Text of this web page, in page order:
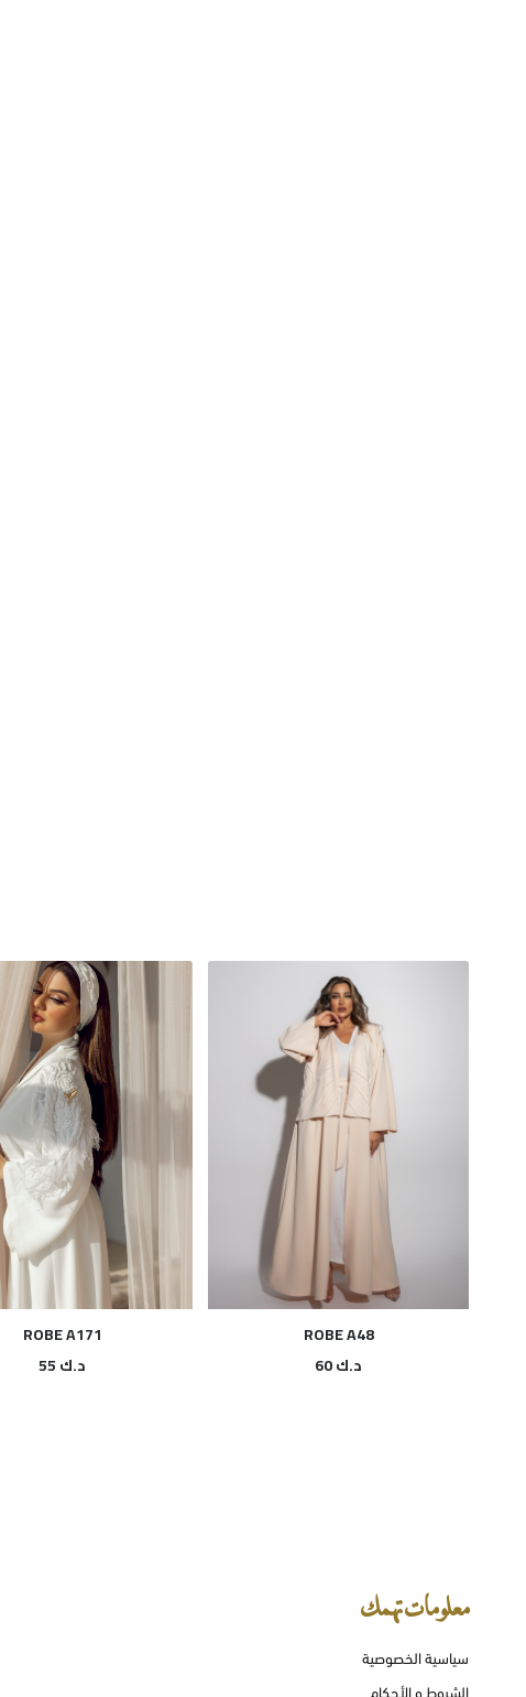
ROBE A48
د.ك
ROBE A171
د.ك
معلومات تهمك
سياسية الخصوصية